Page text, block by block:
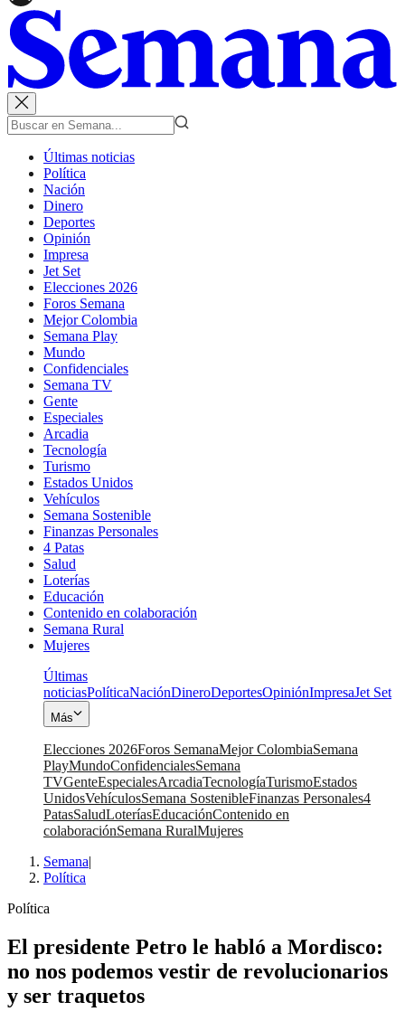
Últimas noticias
Política
Nación
Dinero
Deportes
Opinión
Impresa
Jet Set
Elecciones 2026
Foros Semana
Mejor Colombia
Semana Play
Mundo
Confidenciales
Semana TV
Gente
Especiales
Arcadia
Tecnología
Turismo
Estados Unidos
Vehículos
Semana Sostenible
Finanzas Personales
4 Patas
Salud
Loterías
Educación
Contenido en colaboración
Semana Rural
Mujeres
Últimas
noticiasPolíticaNaciónDineroDeportesOpiniónImpresaJet Set
Más
Elecciones 2026Foros SemanaMejor ColombiaSemana
PlayMundoConfidencialesSemana
TVGenteEspecialesArcadiaTecnologíaTurismoEstados
UnidosVehículosSemana SostenibleFinanzas Personales4
PatasSaludLoteríasEducaciónContenido en
colaboraciónSemana RuralMujeres
Semana|
Política
Política
El presidente Petro le habló a Mordisco:
no nos podemos vestir de revolucionarios
y ser traquetos